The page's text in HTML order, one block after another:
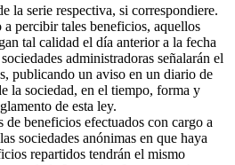
la serie respectiva, si correspondiere.
a percibir tales beneficios, aquellos
tal calidad el día anterior a la fecha
administradoras señalarán el
publicando un aviso en un diario de
la sociedad, en el tiempo, forma y
de esta ley.
beneficios efectuados con cargo a
sociedades anónimas en que haya
repartidos tendrán el mismo